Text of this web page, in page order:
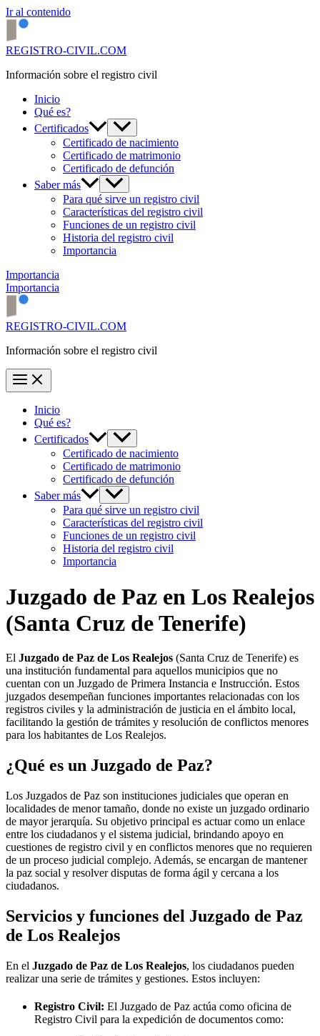
Ir al contenido
REGISTRO-CIVIL.COM
Información sobre el registro civil
Inicio
Qué es?
Certificados
Certificado de nacimiento
Certificado de matrimonio
Certificado de defunción
Saber más
Para qué sirve un registro civil
Características del registro civil
Funciones de un registro civil
Historia del registro civil
Importancia
Importancia
Importancia
REGISTRO-CIVIL.COM
Información sobre el registro civil
Inicio
Qué es?
Certificados
Certificado de nacimiento
Certificado de matrimonio
Certificado de defunción
Saber más
Para qué sirve un registro civil
Características del registro civil
Funciones de un registro civil
Historia del registro civil
Importancia
Juzgado de Paz en Los Realejos
(Santa Cruz de Tenerife)
El Juzgado de Paz de Los Realejos (Santa Cruz de Tenerife) es
una institución fundamental para aquellos municipios que no
cuentan con un Juzgado de Primera Instancia e Instrucción. Estos
juzgados desempeñan funciones importantes relacionadas con los
registros civiles y la administración de justicia en el ámbito local,
facilitando la gestión de trámites y resolución de conflictos menores
para los habitantes de Los Realejos.
¿Qué es un Juzgado de Paz?
Los Juzgados de Paz son instituciones judiciales que operan en
localidades de menor tamaño, donde no existe un juzgado ordinario
de mayor jerarquía. Su objetivo principal es actuar como un enlace
entre los ciudadanos y el sistema judicial, brindando apoyo en
cuestiones de registro civil y en conflictos menores que no requieren
de un proceso judicial complejo. Además, se encargan de mantener
la paz social y resolver disputas de forma ágil y cercana a los
ciudadanos.
Servicios y funciones del Juzgado de Paz
de Los Realejos
En el Juzgado de Paz de Los Realejos, los ciudadanos pueden
realizar una serie de trámites y gestiones. Estos incluyen:
Registro Civil: El Juzgado de Paz actúa como oficina de
Registro Civil para la expedición de documentos como: